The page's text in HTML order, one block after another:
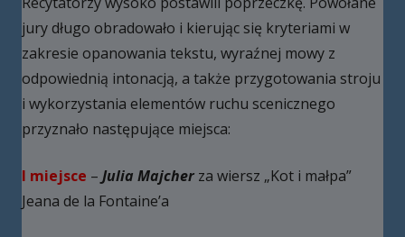
jury długo obradowało i kierując się kryteriami w
zakresie opanowania tekstu, wyraźnej mowy z
odpowiednią intonacją, a także przygotowania stroju
i wykorzystania elementów ruchu scenicznego
przyznało następujące miejsca:
I miejsce – Julia Majcher za wiersz „Kot i małpa”
Jeana de la Fontaine’a